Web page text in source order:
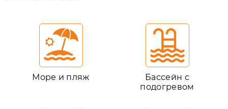
Море и пляж
Бассейн с
подогревом